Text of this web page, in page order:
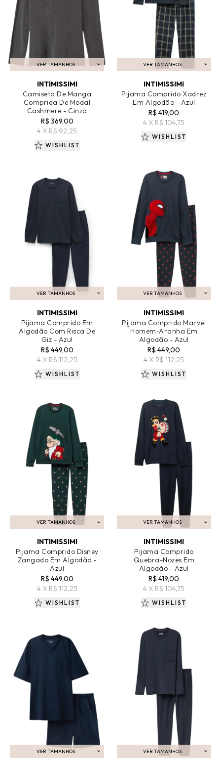
VER TAMANHOS
ADICIONAR AO CARRINHO
INTIMISSIMI
Camiseta De Manga
Comprida De Modal
Cashmere - Cinza
R$ 369,00
4 X R$ 92,25
WISHLIST
VER TAMANHOS
ADICIONAR AO CARRINHO
INTIMISSIMI
Pijama Comprido Xadrez
Em Algodão - Azul
R$ 419,00
4 X R$ 104,75
WISHLIST
VER TAMANHOS
ADICIONAR AO CARRINHO
INTIMISSIMI
Pijama Comprido Em
Algodão Com Risca De
Giz - Azul
R$ 449,00
4 X R$ 112,25
WISHLIST
VER TAMANHOS
ADICIONAR AO CARRINHO
INTIMISSIMI
Pijama Comprido Marvel
Homem-Aranha Em
Algodão - Azul
R$ 449,00
4 X R$ 112,25
WISHLIST
VER TAMANHOS
ADICIONAR AO CARRINHO
INTIMISSIMI
Pijama Comprido Disney
Zangado Em Algodão -
Azul
R$ 449,00
4 X R$ 112,25
WISHLIST
VER TAMANHOS
ADICIONAR AO CARRINHO
INTIMISSIMI
Pijama Comprido
Quebra-Nozes Em
Algodão - Azul
R$ 419,00
4 X R$ 104,75
WISHLIST
VER TAMANHOS
ADICIONAR AO CARRINHO
VER TAMANHOS
ADICIONAR AO CARRINHO